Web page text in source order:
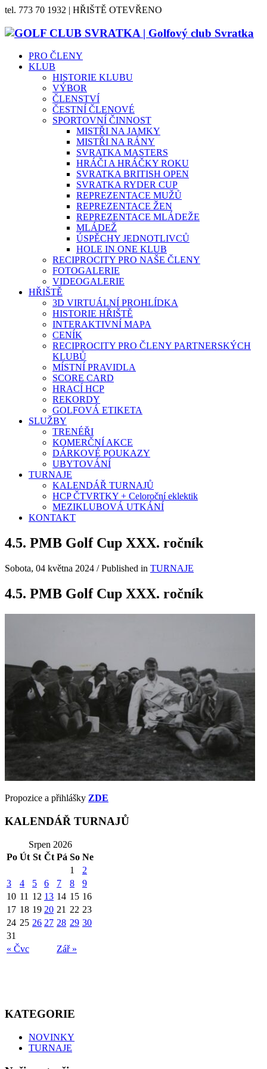
tel. 773 70 1932 | HŘIŠTĚ OTEVŘENO
PRO ČLENY
KLUB
HISTORIE KLUBU
VÝBOR
ČLENSTVÍ
ČESTNÍ ČLENOVÉ
SPORTOVNÍ ČINNOST
MISTŘI NA JAMKY
MISTŘI NA RÁNY
SVRATKA MASTERS
HRÁČI A HRÁČKY ROKU
SVRATKA BRITISH OPEN
SVRATKA RYDER CUP
REPREZENTACE MUŽŮ
REPREZENTACE ŽEN
REPREZENTACE MLÁDEŽE
MLÁDEŽ
ÚSPĚCHY JEDNOTLIVCŮ
HOLE IN ONE KLUB
RECIPROCITY PRO NAŠE ČLENY
FOTOGALERIE
VIDEOGALERIE
HŘIŠTĚ
3D VIRTUÁLNÍ PROHLÍDKA
HISTORIE HŘIŠTĚ
INTERAKTIVNÍ MAPA
CENÍK
RECIPROCITY PRO ČLENY PARTNERSKÝCH
KLUBŮ
MÍSTNÍ PRAVIDLA
SCORE CARD
HRACÍ HCP
REKORDY
GOLFOVÁ ETIKETA
SLUŽBY
TRENÉŘI
KOMERČNÍ AKCE
DÁRKOVÉ POUKAZY
UBYTOVÁNÍ
TURNAJE
KALENDÁŘ TURNAJŮ
HCP ČTVRTKY + Celoroční eklektik
MEZIKLUBOVÁ UTKÁNÍ
KONTAKT
4.5. PMB Golf Cup XXX. ročník
Sobota, 04 května 2024 /Published in TURNAJE
4.5. PMB Golf Cup XXX. ročník
Propozice a přihlášky ZDE
KALENDÁŘ TURNAJŮ
Srpen 2026
Po Út St Čt Pá So Ne
« Čvc Zář »
1
2
3
4 5 6 7 8
9
10 11 12 13 14 15 16
17 18 19 20 21 22 23
24 25 26 27 28 29 30
31
KATEGORIE
NOVINKY
TURNAJE